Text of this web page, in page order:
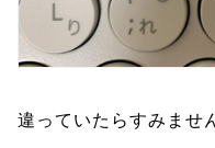
違っていたらすみませ